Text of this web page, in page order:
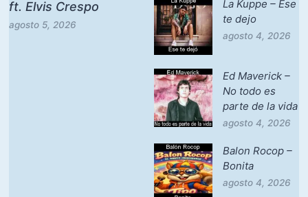
ft. Elvis Crespo
agosto 5, 2026
La Kuppe – Ese
te dejo
agosto 4, 2026
Ed Maverick –
No todo es
parte de la vida
agosto 4, 2026
Balon Rocop –
Bonita
agosto 4, 2026